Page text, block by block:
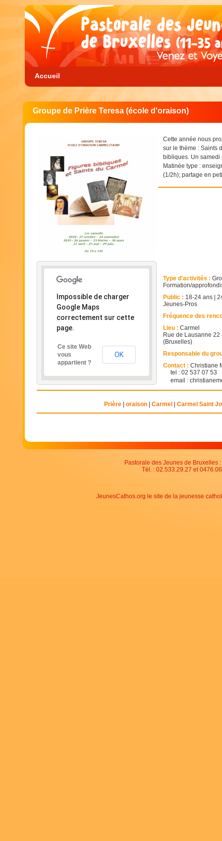
Accueil
Groupe de Prière Teresa (école d'oraison)
Cette année nous
sur le thème : Saints
bibliques. Un
Matinée type :
(1/2h); partage en
Impossible de charger
Google Maps
correctement sur cette
page.
Ce site Web
vous
appartient ?
OK
Type d'activités :
Formation/
Public : 18-24 ans |
Jeunes-Pros
Fréquence des
Lieu :Carmel
Rue de Lausanne
(Bruxelles)
Responsable du
Contact :Christiane
tel : 02 537 07 53
email :
Prière oraison Carmel Carmel Saint
Pastorale des Jeunes de Bruxelles
Tél. : 02.533.29.27 et
JeunesCathos.org le site de la jeunesse